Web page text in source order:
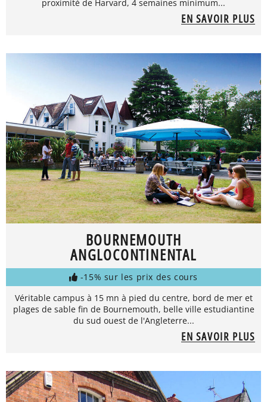
proximité de Harvard, 4 semaines minimum...
EN SAVOIR PLUS
BOURNEMOUTH
ANGLOCONTINENTAL
-15% sur les prix des cours
Véritable campus à 15 mn à pied du centre, bord de mer et
plages de sable fin de Bournemouth, belle ville estudiantine
du sud ouest de l'Angleterre...
EN SAVOIR PLUS